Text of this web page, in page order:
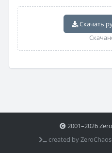
Скачать
2001–2026
created by ZeroChaos